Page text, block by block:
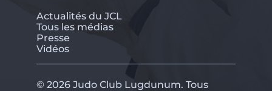
Actualités du JCL
Tous les médias
Presse
Vidéos
© 2026 Judo Club Lugdunum. Tous